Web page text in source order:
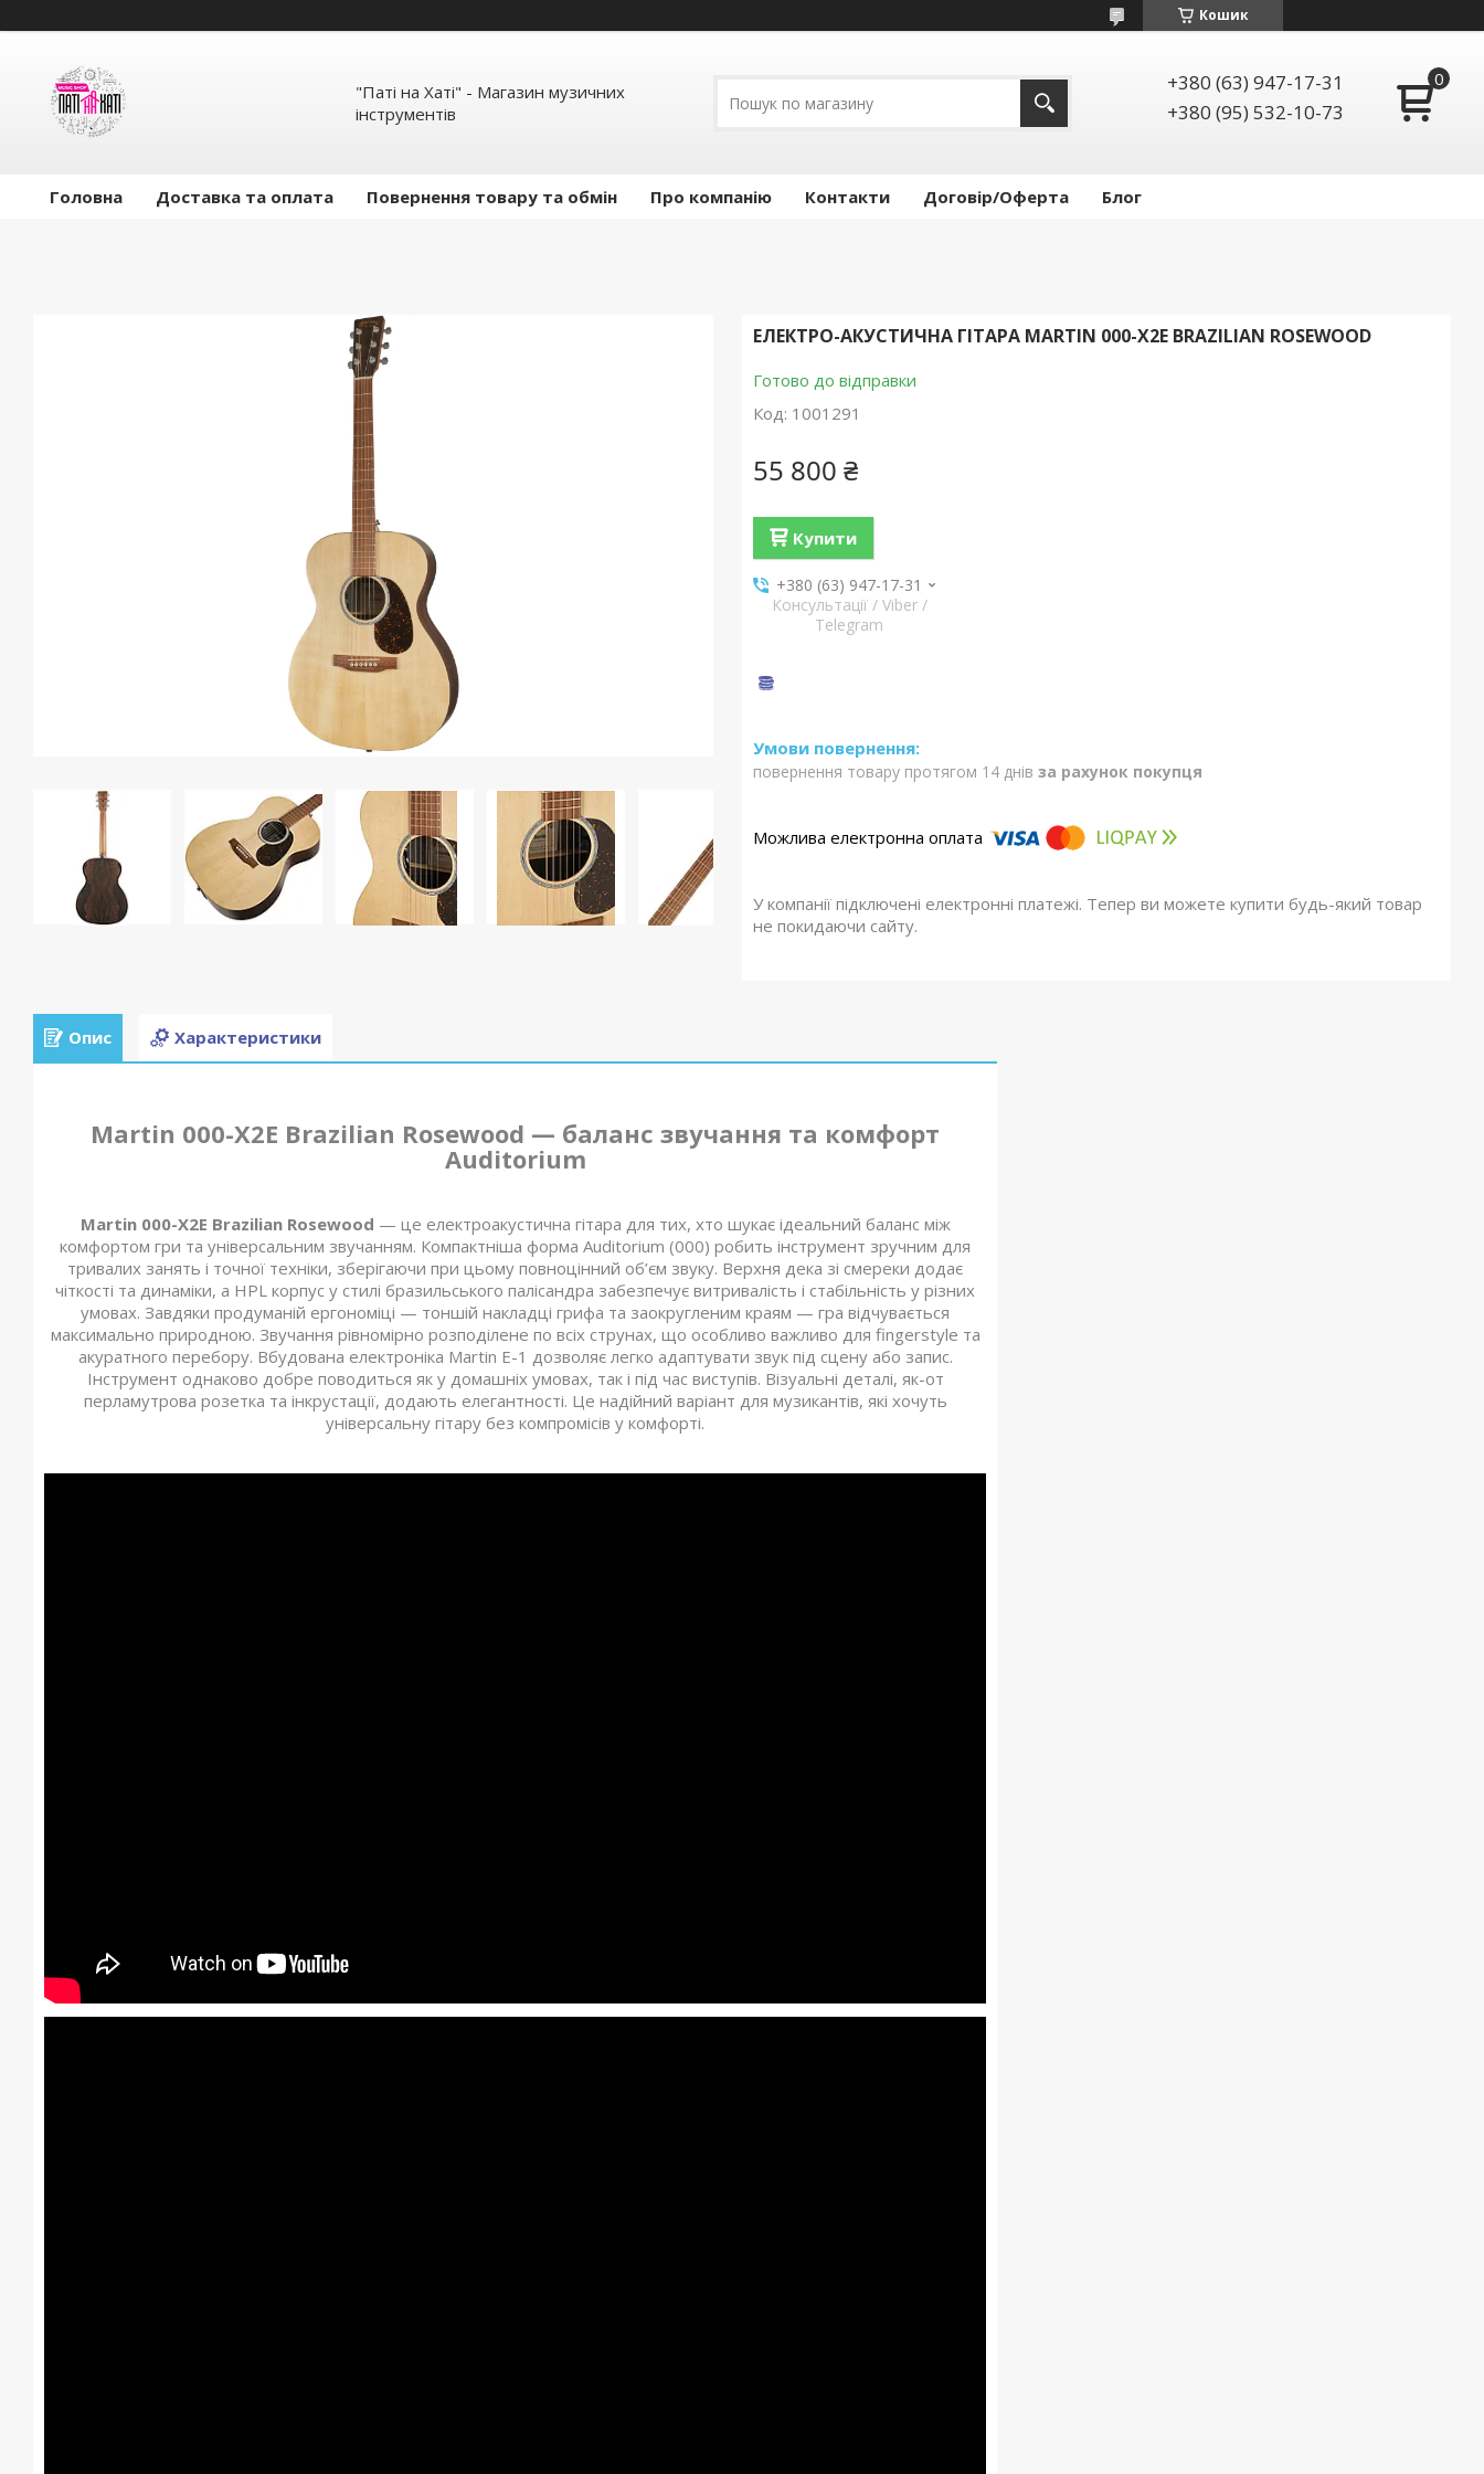
Кошик
"Паті на Хаті" - Магазин музичних
інструментів
+380 (63) 947-17-31
+380 (95) 532-10-73
Головна Доставка та оплата Повернення товару та обмін Про компанію Контакти Договір/Оферта Блог
ЕЛЕКТРО-АКУСТИЧНА ГІТАРА MARTIN 000-X2E BRAZILIAN ROSEWOOD
Готово до відправки
Код: 1001291
55 800 ₴
Купити
+380 (63) 947-17-31
Консультації / Viber /
Telegram
повернення товару протягом 14 днів за рахунок покупця
У компанії підключені електронні платежі. Тепер ви можете купити будь-який товар
не покидаючи сайту.
Опис Характеристики
Martin 000-X2E Brazilian Rosewood — баланс звучання та комфорт
Auditorium
Martin 000-X2E Brazilian Rosewood — це електроакустична гітара для тих, хто шукає ідеальний баланс між
комфортом гри та універсальним звучанням. Компактніша форма Auditorium (000) робить інструмент зручним для
тривалих занять і точної техніки, зберігаючи при цьому повноцінний об’єм звуку. Верхня дека зі смереки додає
чіткості та динаміки, а HPL корпус у стилі бразильського палісандра забезпечує витривалість і стабільність у різних
умовах. Завдяки продуманій ергономіці — тоншій накладці грифа та заокругленим краям — гра відчувається
максимально природною. Звучання рівномірно розподілене по всіх струнах, що особливо важливо для fingerstyle та
акуратного перебору. Вбудована електроніка Martin E-1 дозволяє легко адаптувати звук під сцену або запис.
Інструмент однаково добре поводиться як у домашніх умовах, так і під час виступів. Візуальні деталі, як-от
перламутрова розетка та інкрустації, додають елегантності. Це надійний варіант для музикантів, які хочуть
універсальну гітару без компромісів у комфорті.